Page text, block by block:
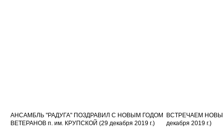
АНСАМБЛЬ "РАДУГА" ПОЗДРАВИЛ С НОВЫМ ГОДОМ
ВЕТЕРАНОВ п. им. КРУПСКОЙ (29 декабря 2019 г.)
ВСТРЕЧАЕМ
декабря 2019 г.)